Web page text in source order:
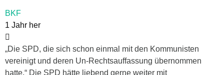
BKF
1 Jahr her
„Die SPD, die sich schon einmal mit den Kommunisten
vereinigt und deren Un-Rechtsauffassung übernommen
hatte,“ Die SPD hätte liebend gerne weiter mit